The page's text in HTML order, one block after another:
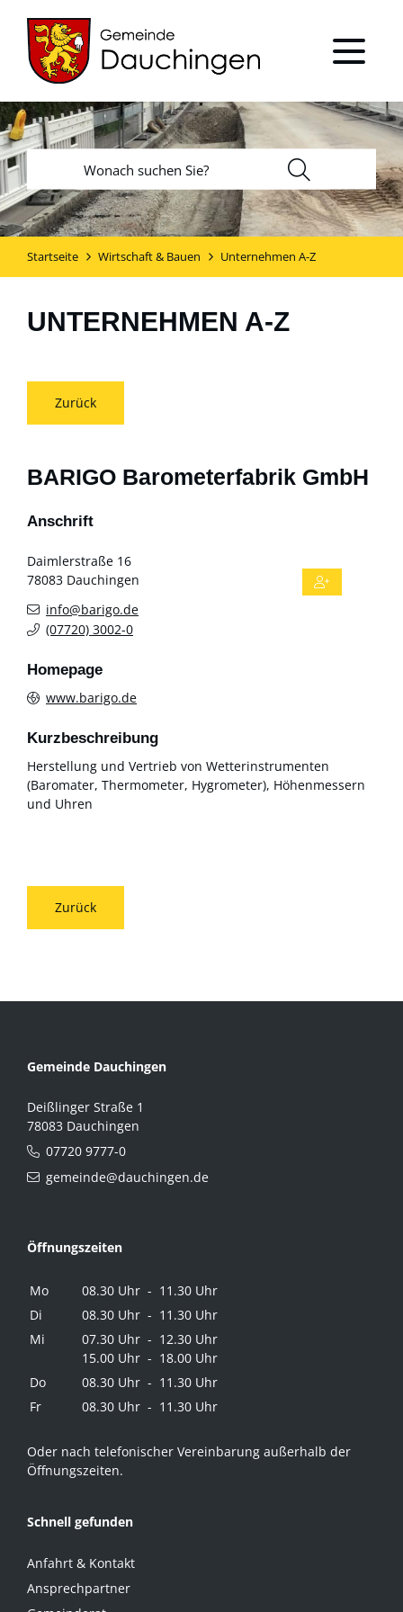
Startseite Wirtschaft & Bauen Unternehmen A-Z
UNTERNEHMEN A-Z
Zurück
BARIGO Barometerfabrik GmbH
Anschrift
Daimlerstraße 16
78083 Dauchingen
info@barigo.de
(07720) 3002-0
Homepage
www.barigo.de
Kurzbeschreibung
Herstellung und Vertrieb von Wetterinstrumenten
(Baromater, Thermometer, Hygrometer), Höhenmessern
und Uhren
Zurück
Gemeinde Dauchingen
Deißlinger Straße 1
78083 Dauchingen
07720 9777-0
gemeinde@dauchingen.de
Öffnungszeiten
Mo
08.30 Uhr - 11.30 Uhr
Di
08.30 Uhr - 11.30 Uhr
Mi
07.30 Uhr - 12.30 Uhr
15.00 Uhr - 18.00 Uhr
Do
08.30 Uhr - 11.30 Uhr
Fr
08.30 Uhr - 11.30 Uhr
Oder nach telefonischer Vereinbarung außerhalb der
Öffnungszeiten.
Schnell gefunden
Anfahrt & Kontakt
Ansprechpartner